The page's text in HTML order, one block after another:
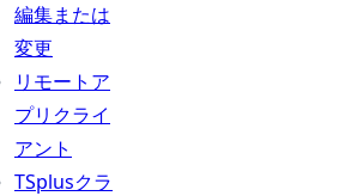
編集または
変更
リモートア
プリクライ
アント
TSplusクラ